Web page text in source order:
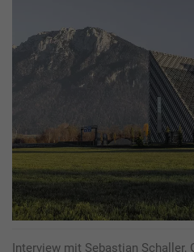
Interview mit Sebastian Schaller,